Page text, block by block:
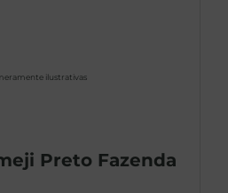
ilustrativas
Preto Fazenda